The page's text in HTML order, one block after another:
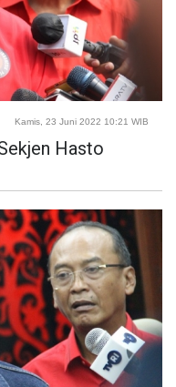
Kamis, 23 Juni 2022 10:21 WIB
Hasto